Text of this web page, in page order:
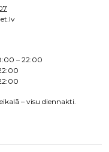
– 22:00
– visu diennakti.